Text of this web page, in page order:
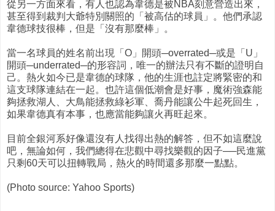
從另一方面來看，有人也認為韋德是被NBA刻意營造出來，
甚至得到裁判大爺特別關照的「被高估的球員」。他們承認
韋德球技很棒，但是「沒有那麼棒」。
當一名球員的姓名前出現「O」開頭─overrated─或是「U」
開頭─underrated─的形容詞，唯一的辦法只有不斷的證明自
己。熱火如今已是韋德的球隊，他的生涯也註定將緊密的和
這支球隊連結在一起。也許這個低潮會是好事，魔術強森能
夠拯救湖人、大鳥能拯救綠衫軍、喬丹能讓公牛起死回生，
如果韋德真有本事，也應當能夠讓火再旺起來。
目前全銀河系好像還沒有人找得出熱的解答，但不如這麼說
吧，無論如何，我們總得在悲觀中尋找樂觀的因子──民進黨
只剩60天可以扭轉戰局，熱火的時間還多那麼一點點。
(Photo source: Yahoo Sports)